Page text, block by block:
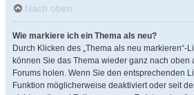
Nach oben
Wie markiere ich ein Thema als neu?
Durch Klicken des „Thema als neu markieren“-
können Sie das Thema wieder ganz nach oben
Forums holen. Wenn Sie den entsprechenden
Funktion möglicherweise deaktiviert oder seit